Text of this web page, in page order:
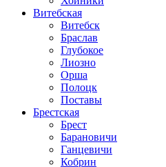
Витебская
Витебск
Браслав
Глубокое
Лиозно
Орша
Полоцк
Поставы
Брестская
Брест
Барановичи
Ганцевичи
Кобрин